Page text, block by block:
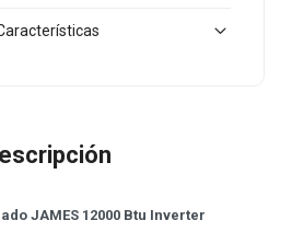
JAMES 12000 Btu Inverter